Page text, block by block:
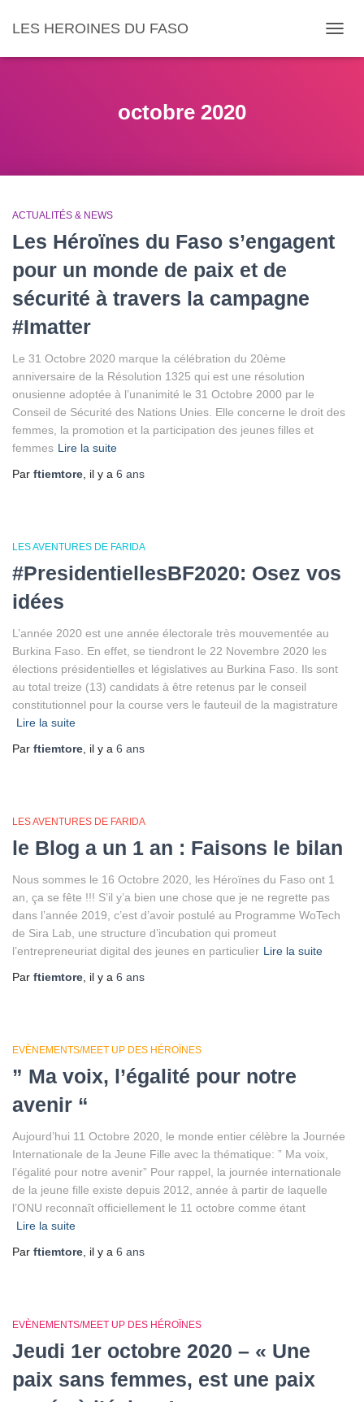
LES HEROINES DU FASO
octobre 2020
ACTUALITÉS & NEWS
Les Héroïnes du Faso s’engagent
pour un monde de paix et de
sécurité à travers la campagne
#Imatter
Le 31 Octobre 2020 marque la célébration du 20ème
anniversaire de la Résolution 1325 qui est une résolution
onusienne adoptée à l’unanimité le 31 Octobre 2000 par le
Conseil de Sécurité des Nations Unies. Elle concerne le droit des
femmes, la promotion et la participation des jeunes filles et
femmes Lire la suite
Par ftiemtore , il y a 6 ans
LES AVENTURES DE FARIDA
#PresidentiellesBF2020: Osez vos
idées
L’année 2020 est une année électorale très mouvementée au
Burkina Faso. En effet, se tiendront le 22 Novembre 2020 les
élections présidentielles et législatives au Burkina Faso. Ils sont
au total treize (13) candidats à être retenus par le conseil
constitutionnel pour la course vers le fauteuil de la magistrature
Lire la suite
Par ftiemtore , il y a 6 ans
LES AVENTURES DE FARIDA
le Blog a un 1 an : Faisons le bilan
Nous sommes le 16 Octobre 2020, les Héroïnes du Faso ont 1
an, ça se fête !!! S’il y’a bien une chose que je ne regrette pas
dans l’année 2019, c’est d’avoir postulé au Programme WoTech
de Sira Lab, une structure d’incubation qui promeut
l’entrepreneuriat digital des jeunes en particulier Lire la suite
Par ftiemtore , il y a 6 ans
EVÈNEMENTS/MEET UP DES HÉROÏNES
” Ma voix, l’égalité pour notre
avenir “
Aujourd’hui 11 Octobre 2020, le monde entier célèbre la Journée
Internationale de la Jeune Fille avec la thématique: ” Ma voix,
l’égalité pour notre avenir” Pour rappel, la journée internationale
de la jeune fille existe depuis 2012, année à partir de laquelle
l’ONU reconnaît officiellement le 11 octobre comme étant
Lire la suite
Par ftiemtore , il y a 6 ans
EVÈNEMENTS/MEET UP DES HÉROÏNES
Jeudi 1er octobre 2020 – « Une
paix sans femmes, est une paix